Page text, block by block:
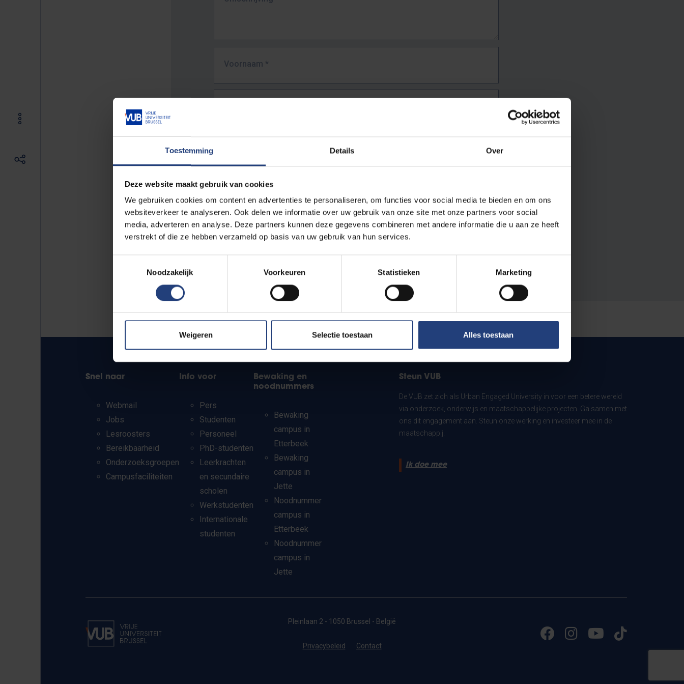
Toestemming Details Over
Deze website maakt gebruik van cookies
We gebruiken cookies om content en advertenties te personaliseren, om functies voor social media te bieden en om ons
websiteverkeer te analyseren. Ook delen we informatie over uw gebruik van onze site met onze partners voor social
media, adverteren en analyse. Deze partners kunnen deze gegevens combineren met andere informatie die u aan ze heeft
verstrekt of die ze hebben verzameld op basis van uw gebruik van hun services.
Noodzakelijk
Voorkeuren Statistieken Marketing
Weigeren Selectie toestaan Alles toestaan
Voornaam *
URL*
De volledige URL van de pagina waar je de fout zag.
Bv. https://www.vub.be/nl/studeren-aan-de-vub/alle-opleidingen
Snel naar
Webmail
Jobs
Lesroosters
Bereikbaarheid
Onderzoeksgroepen
Campusfaciliteiten
Info voor
Pers
Studenten
Personeel
PhD-studenten
Leerkrachten
en secundaire
scholen
Werkstudenten
Internationale
studenten
Bewaking en
noodnummers
Bewaking
campus in
Etterbeek
Bewaking
campus in
Jette
Noodnummer
campus in
Etterbeek
Noodnummer
campus in
Jette
Steun VUB
De VUB zet zich als Urban Engaged University in voor een betere wereld
via onderzoek, onderwijs en maatschappelijke projecten. Ga samen met
ons dit engagement aan. Steun onze werking en investeer mee in de
maatschappij.
Ik doe mee
Pleinlaan 2 - 1050 Brussel - België
Privacybeleid Contact